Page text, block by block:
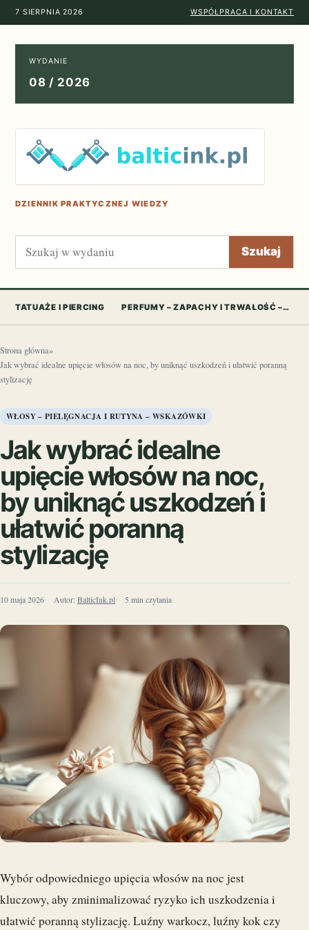
7 SIERPNIA 2026 WSPÓŁPRACA I KONTAKT
WYDANIE
08 / 2026
DZIENNIK PRAKTYCZNEJ WIEDZY
Szukaj Szukaj
TATUAŻE I PIERCING PERFUMY – ZAPACHY I TRWAŁOŚĆ –…
Strona główna»
Jak wybrać idealne upięcie włosów na noc, by uniknąć uszkodzeń i ułatwić poranną
stylizację
WŁOSY – PIELĘGNACJA I RUTYNA – WSKAZÓWKI
Jak wybrać idealne
upięcie włosów na noc,
by uniknąć uszkodzeń i
ułatwić poranną
stylizację
10 maja 2026 Autor: BalticInk.pl 5 min czytania
Wybór odpowiedniego upięcia włosów na noc jest
kluczowy, aby zminimalizować ryzyko ich uszkodzenia i
ułatwić poranną stylizację. Luźny warkocz, luźny kok czy